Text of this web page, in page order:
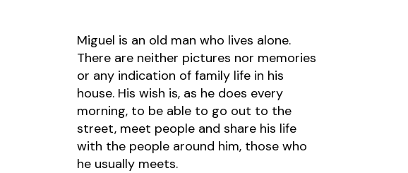
Miguel is an old man who lives alone.
There are neither pictures nor memories
or any indication of family life in his
house. His wish is, as he does every
morning, to be able to go out to the
street, meet people and share his life
with the people around him, those who
he usually meets.